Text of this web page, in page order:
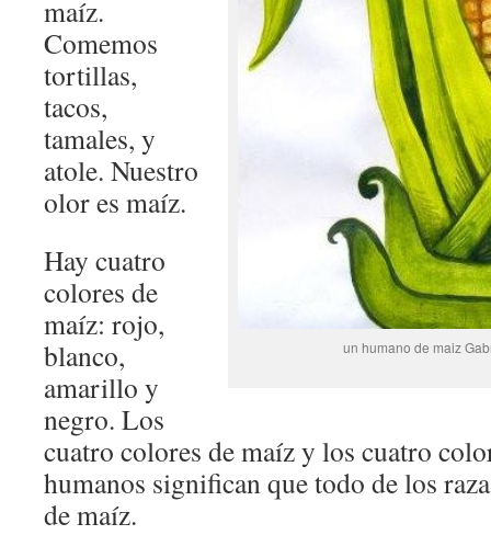
un humano de maiz
maíz.
Comemos
tortillas,
tacos,
tamales, y
atole. Nuestro
olor es maíz.
Hay cuatro
colores de
maíz: rojo,
blanco,
amarillo y
negro. Los
cuatro colores de maíz y los cuatro
humanos significan que todo de los
de maíz.